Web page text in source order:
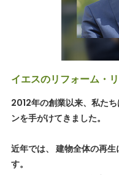
イエスのリフォーム・
2012年の創業以来、私た
ンを手がけてきました。
近年では、 建物全体の再
す。